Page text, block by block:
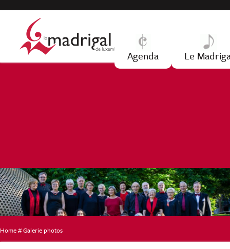
Agenda Le
Home#Galerie photos